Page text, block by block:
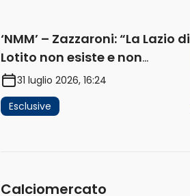
‘NMM’ – Zazzaroni: “La Lazio di
Lotito non esiste e non
funziona più. E’ ora di lasciare,
ma lui non ascolta.
Pignataro? Ho verificato…”
31 luglio 2026, 16:24
Esclusive
Calciomercato